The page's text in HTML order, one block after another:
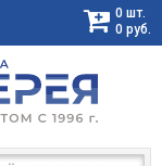
0 шт.
0 руб.